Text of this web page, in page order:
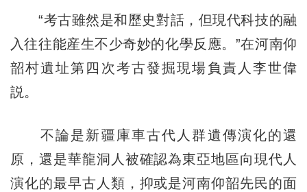
“考古雖然是和歷史對話，但現代科技的融
入往往能産生不少奇妙的化學反應。”在河南仰
韶村遺址第四次考古發掘現場負責人李世偉
説。
不論是新疆庫車古代人群遺傳演化的還
原，還是華龍洞人被確認為東亞地區向現代人
演化的最早古人類，抑或是河南仰韶先民的面